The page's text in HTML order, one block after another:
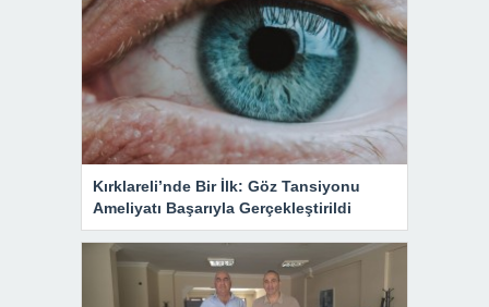
Kırklareli’nde Bir İlk: Göz Tansiyonu
Ameliyatı Başarıyla Gerçekleştirildi